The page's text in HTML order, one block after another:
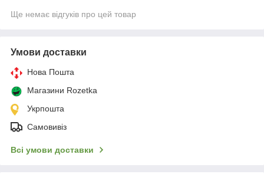
Ще немає відгуків про цей товар
Умови доставки
Нова Пошта
Магазини Rozetka
Укрпошта
Самовивіз
Всі умови доставки